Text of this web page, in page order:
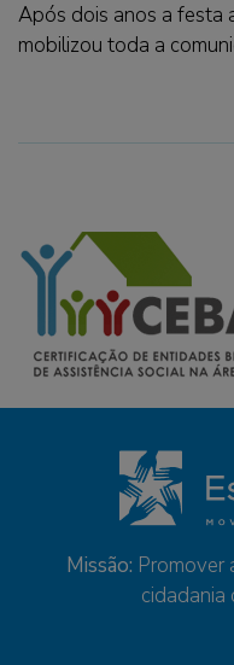
Após dois anos a festa
mobilizou toda a
Missão: Promover
cidadania